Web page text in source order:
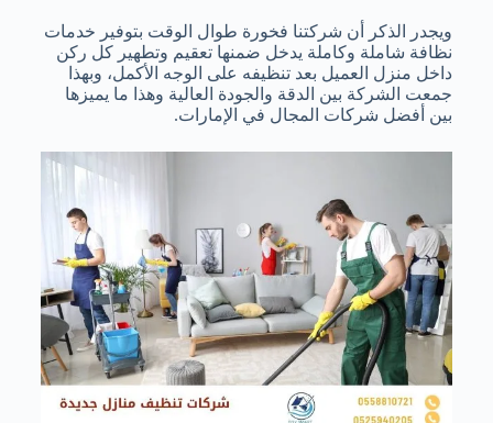
ويجدر الذكر أن شركتنا فخورة طوال الوقت بتوفير خدمات
نظافة شاملة وكاملة يدخل ضمنها تعقيم وتطهير كل ركن
داخل منزل العميل بعد تنظيفه على الوجه الأكمل، وبهذا
جمعت الشركة بين الدقة والجودة العالية وهذا ما يميزها
بين أفضل شركات المجال في الإمارات.